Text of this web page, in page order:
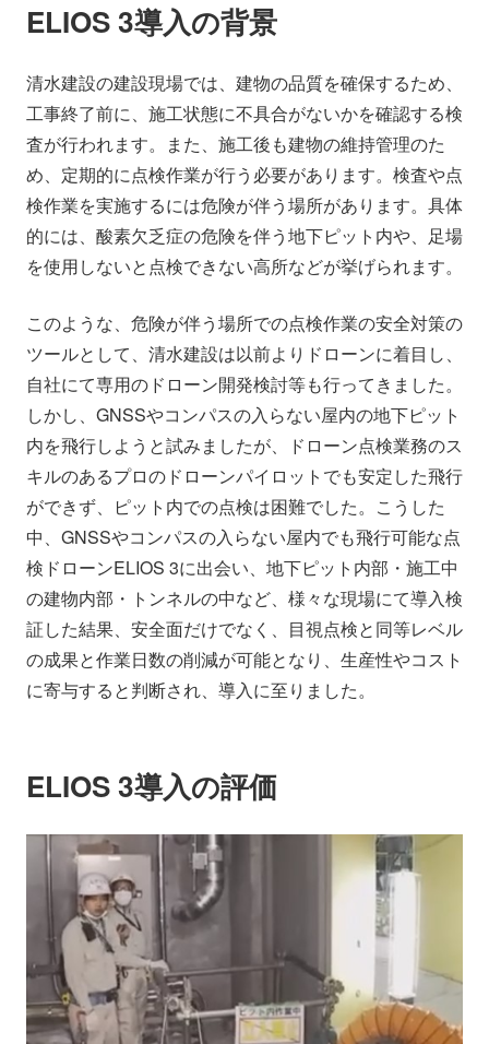
ELIOS 3導入の背景
清水建設の建設現場では、建物の品質を確保するため、
工事終了前に、施工状態に不具合がないかを確認する検
査が行われます。また、施工後も建物の維持管理のた
め、定期的に点検作業が行う必要があります。検査や点
検作業を実施するには危険が伴う場所があります。具体
的には、酸素欠乏症の危険を伴う地下ピット内や、足場
を使用しないと点検できない高所などが挙げられます。
このような、危険が伴う場所での点検作業の安全対策の
ツールとして、清水建設は以前よりドローンに着目し、
自社にて専用のドローン開発検討等も行ってきました。
しかし、GNSSやコンパスの入らない屋内の地下ピット
内を飛行しようと試みましたが、ドローン点検業務のス
キルのあるプロのドローンパイロットでも安定した飛行
ができず、ピット内での点検は困難でした。こうした
中、GNSSやコンパスの入らない屋内でも飛行可能な点
検ドローンELIOS 3に出会い、地下ピット内部・施工中
の建物内部・トンネルの中など、様々な現場にて導入検
証した結果、安全面だけでなく、目視点検と同等レベル
の成果と作業日数の削減が可能となり、生産性やコスト
に寄与すると判断され、導入に至りました。
ELIOS 3導入の評価